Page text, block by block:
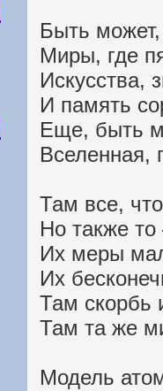
Быть
Миры, где
Искусства,
И память
Еще, быть
Вселенная,
Там все,
Но также то
Их меры
Их
Там скорбь
Там та же
Модель